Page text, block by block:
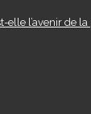
elle l’avenir de la